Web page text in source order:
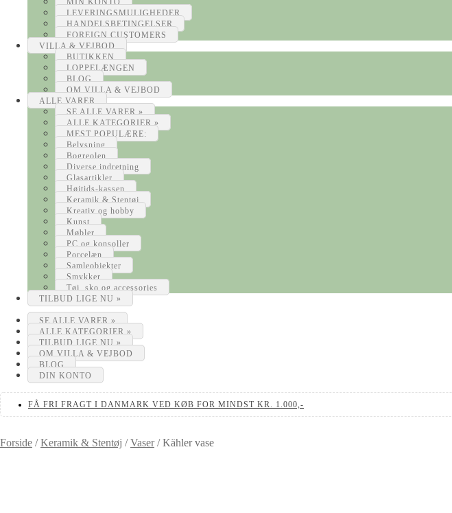
MIN KONTO
LEVERINGSMULIGHEDER
HANDELSBETINGELSER
FOREIGN CUSTOMERS
VILLA & VEJBOD
BUTIKKEN
LOPPELÆNGEN
BLOG
OM VILLA & VEJBOD
ALLE VARER
SE ALLE VARER »
ALLE KATEGORIER »
MEST POPULÆRE:
Belysning
Bogreolen
Diverse indretning
Glasartikler
Højtids-kassen
Keramik & Stentøj
Kreativ og hobby
Kunst
Møbler
PC og konsoller
Porcelæn
Samleobjekter
Smykker
Tøj, sko og accessories
TILBUD LIGE NU »
SE ALLE VARER »
ALLE KATEGORIER »
TILBUD LIGE NU »
OM VILLA & VEJBOD
BLOG
DIN KONTO
FÅ FRI FRAGT I DANMARK VED KØB FOR MINDST KR. 1.000,-
Forside /Keramik & Stentøj /Vaser/Kähler vase